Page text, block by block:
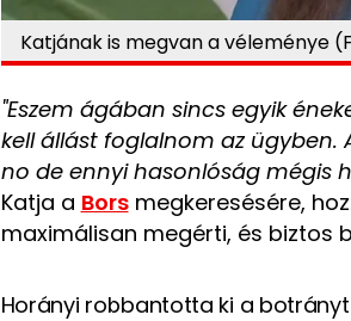
Katjának is megvan a véleménye
"Eszem ágában sincs egyik
kell állást foglalnom az ügyben.
no de ennyi hasonlóság mégis
Katja a Borsmegkeresésére,
maximálisan megérti, és biztos
Horányi robbantotta ki a botrányt